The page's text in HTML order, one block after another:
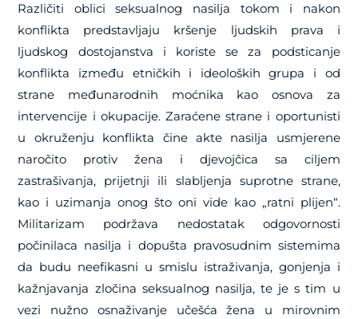
Različiti oblici seksualnog nasilja tokom i nakon
konflikta predstavljaju kršenje ljudskih prava i
ljudskog dostojanstva i koriste se za podsticanje
konflikta između etničkih i ideoloških grupa i od
strane međunarodnih moćnika kao osnova za
intervencije i okupacije. Zaraćene strane i oportunisti
u okruženju konflikta čine akte nasilja usmjerene
naročito protiv žena i djevojčica sa ciljem
zastrašivanja, prijetnji ili slabljenja suprotne strane,
kao i uzimanja onog što oni vide kao „ratni plijen“.
Militarizam podržava nedostatak odgovornosti
počinilaca nasilja i dopušta pravosudnim sistemima
da budu neefikasni u smislu istraživanja, gonjenja i
kažnjavanja zločina seksualnog nasilja, te je s tim u
vezi nužno osnaživanje učešća žena u mirovnim